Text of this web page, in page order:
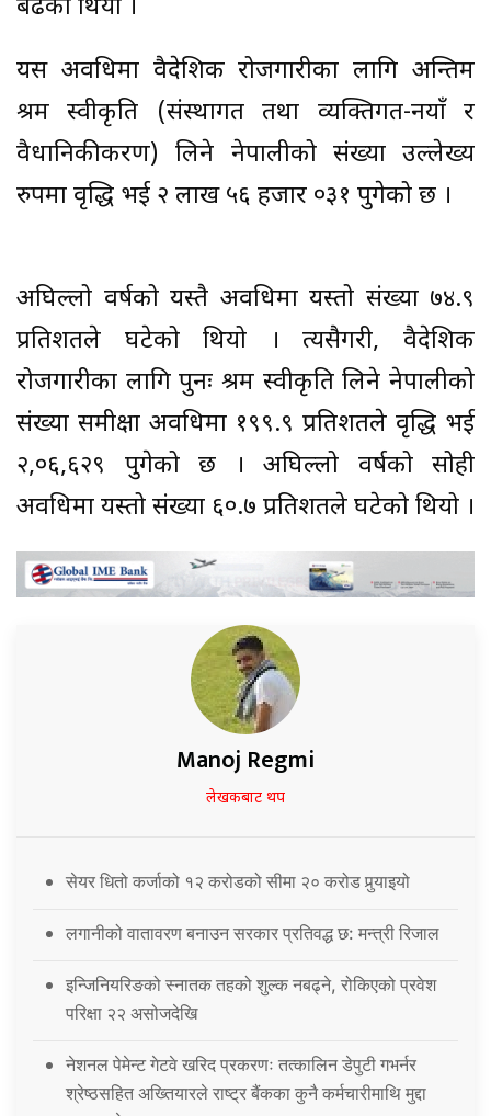
बढेको थियो ।
यस अवधिमा वैदेशिक रोजगारीका लागि अन्तिम
श्रम स्वीकृति (संस्थागत तथा व्यक्तिगत-नयाँ र
वैधानिकीकरण) लिने नेपालीको संख्या उल्लेख्य
रुपमा वृद्धि भई २ लाख ५६ हजार ०३१ पुगेको छ ।
अघिल्लो वर्षको यस्तै अवधिमा यस्तो संख्या ७४.९
प्रतिशतले घटेको थियो । त्यसैगरी, वैदेशिक
रोजगारीका लागि पुनः श्रम स्वीकृति लिने नेपालीको
संख्या समीक्षा अवधिमा १९९.९ प्रतिशतले वृद्धि भई
२,०६,६२९ पुगेको छ । अघिल्लो वर्षको सोही
अवधिमा यस्तो संख्या ६०.७ प्रतिशतले घटेको थियो ।
Manoj Regmi
लेखकबाट थप
सेयर धितो कर्जाको १२ करोडको सीमा २० करोड पुर्‍याइयो
लगानीको वातावरण बनाउन सरकार प्रतिवद्ध छ: मन्त्री रिजाल
इन्जिनियरिङको स्नातक तहको शुल्क नबढ्ने, रोकिएको प्रवेश
परिक्षा २२ असोजदेखि
नेशनल पेमेन्ट गेटवे खरिद प्रकरणः तत्कालिन डेपुटी गभर्नर
श्रेष्ठसहित अख्तियारले राष्ट्र बैंकका कुनै कर्मचारीमाथि मुद्दा